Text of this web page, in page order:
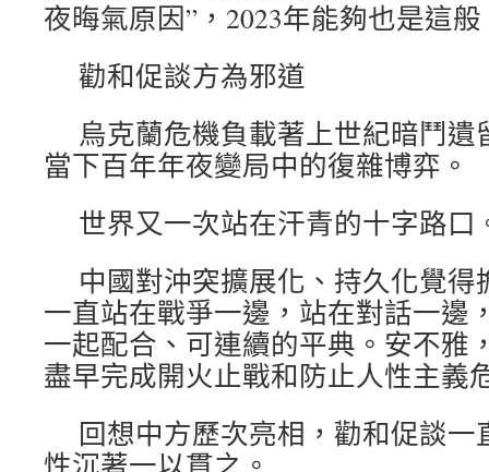
夜晦氣原因”，2023年能夠也是這般
勸和促談方為邪道
烏克蘭危機負載著上世紀暗鬥
當下百年年夜變局中的復雜博弈。
世界又一次站在汗青的十字路口
中國對沖突擴展化、持久化覺
一直站在戰爭一邊，站在對話一邊
一起配合、可連續的平典。安不雅
盡早完成開火止戰和防止人性主義
回想中方歷次亮相，勸和促談
性沉著一以貫之。